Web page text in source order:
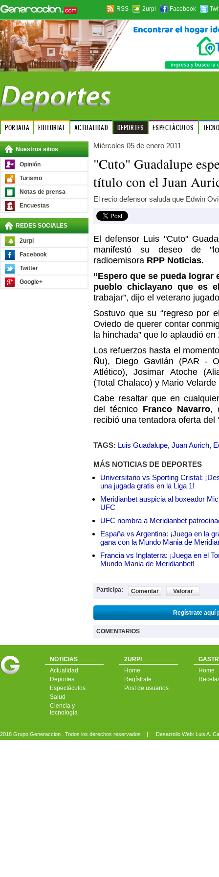
RSS 2urpi Facebook
PORTADA EDITORIAL ACTUALIDAD DEPORTES ESPECTÁCULOS
Nuestros sitios
Opinión
Turismo
Notas de prensa
Encuestas
REDES SOCIALES
2urpi
Facebook
Twitter
Google+
Miércoles 05 de enero 2011
"Cuto" Guadalupe
título con el Juan
El recio defensor saluda que Edwin
El defensor Luis "Cuto"
manifestó su deseo de
radioemisora RPP Noticias.
“Espero que se pueda
pueblo chiclayano que es
trabajar”, dijo el veterano
Sostuvo que su “regreso por
Oviedo de querer contar
la hinchada” que lo aplaudió
Los refuerzos hasta el
Ñu), Diego Gavilán (PAR -
Atlético), Josimar Atoche
(Total Chalaco) y Mario
Cabe resaltar que en
del técnico Franco Navarro,
recibió una tentadora oferta del
TAGS: Luis Guadalupe, Juan Aurich,
MÁS NOTICIAS DE DEPORTES
Universitario vs Sporting Cristal:
una jugada gratis en la Liga 1!
Meridianbet auspicia al boxeador
UFC
UFC nombra a Meridianbet
España vs Argentina: ¡Juega en la
gana con la Mundo Mania de
Francia vs Inglaterra: ¡Juega en el
Mundo Mania de Meridianbet!
Participa: Comentar Valorar
Regístrate aquí
COMENTARIOS
NOTICIAS
Actualidad
Deportes
Espectáculos
Salud
Ciencia y
tecnología
2URPI
Home
Regístrate
Post de usuarios
Home
2018 Grupo Generaccion . Todos los derechos reservados | Desarrollo Web: Luis